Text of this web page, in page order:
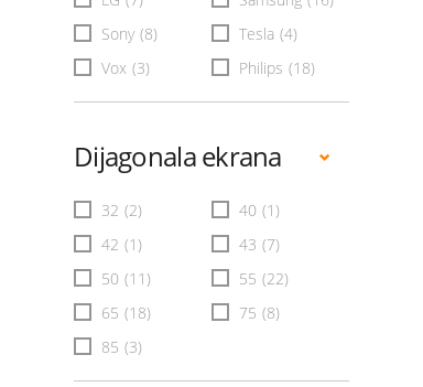
Sony (8) Tesla (4)
Vox (3) Philips (18)
Dijagonala ekrana
32 (2) 40 (1)
42 (1) 43 (7)
50 (11) 55 (22)
65 (18) 75 (8)
85 (3)